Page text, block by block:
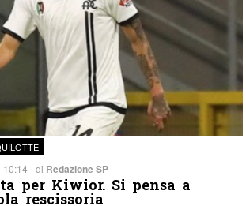
- di Redazione SP
per Kiwior. Si pensa a
rescissoria